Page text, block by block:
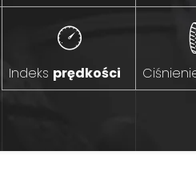
Indeks prędkości